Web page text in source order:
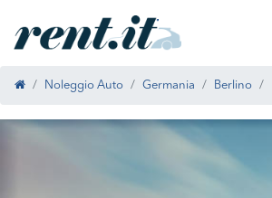
Noleggio Auto Germania Berlino